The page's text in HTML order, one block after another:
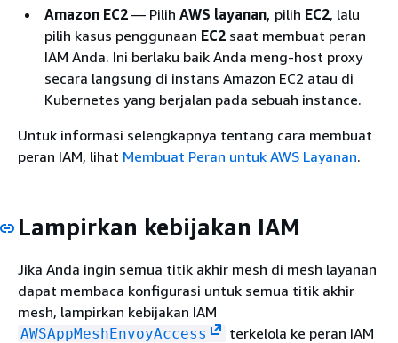
Amazon EC2 — Pilih AWS layanan, pilih EC2, lalu
pilih kasus penggunaan EC2 saat membuat peran
IAM Anda. Ini berlaku baik Anda meng-host proxy
secara langsung di instans Amazon EC2 atau di
Kubernetes yang berjalan pada sebuah instance.
Untuk informasi selengkapnya tentang cara membuat
peran IAM, lihat Membuat Peran untuk AWS Layanan.
Lampirkan kebijakan IAM
Jika Anda ingin semua titik akhir mesh di mesh layanan
dapat membaca konfigurasi untuk semua titik akhir
mesh, lampirkan kebijakan IAM
AWSAppMeshEnvoyAccess
terkelola ke peran IAM